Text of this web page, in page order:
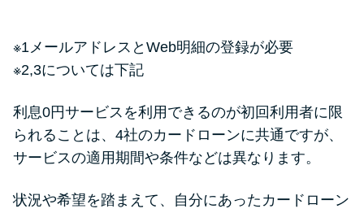
※1メールアドレスとWeb明細の登録が必要
※2,3については下記
利息0円サービスを利用できるのが初回利用者に限
られることは、4社のカードローンに共通ですが、
サービスの適用期間や条件などは異なります。
状況や希望を踏まえて、自分にあったカードローン